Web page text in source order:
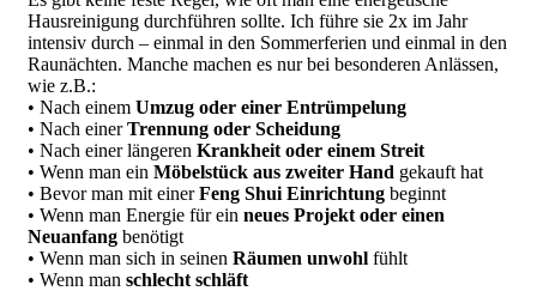
Hausreinigung durchführen sollte. Ich führe sie 2x im Jahr
intensiv durch – einmal in den Sommerferien und einmal in den
Raunächten. Manche machen es nur bei besonderen Anlässen,
wie z.B.:
• Nach einem Umzug oder einer Entrümpelung
• Nach einerTrennung oder Scheidung
• Nach einer längeren Krankheit oder einem Streit
• Wenn man ein Möbelstück aus zweiter Hand gekauft hat
• Bevor man mit einerFeng Shui Einrichtung beginnt
• Wenn man Energie für ein neues Projekt oder einen
Neuanfang benötigt
• Wenn man sich in seinen Räumen unwohl fühlt
• Wenn man schlecht schläft